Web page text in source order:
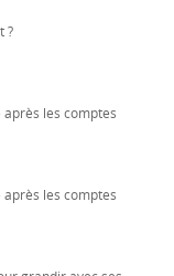
?
après les comptes
après les comptes